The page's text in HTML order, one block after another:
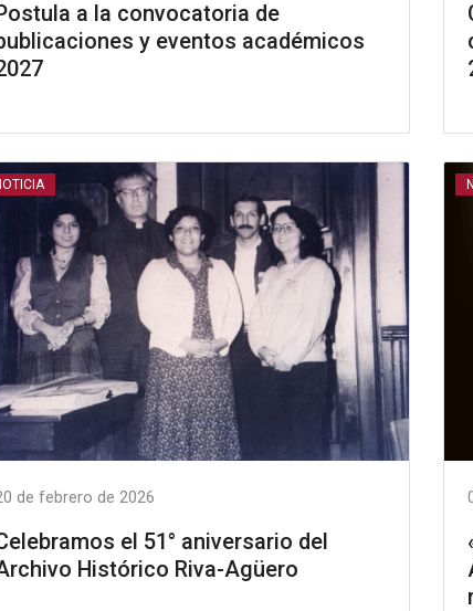
a la convocatoria de
y eventos académicos
de febrero de 2026
el 51° aniversario del
Histórico Riva-Agüero